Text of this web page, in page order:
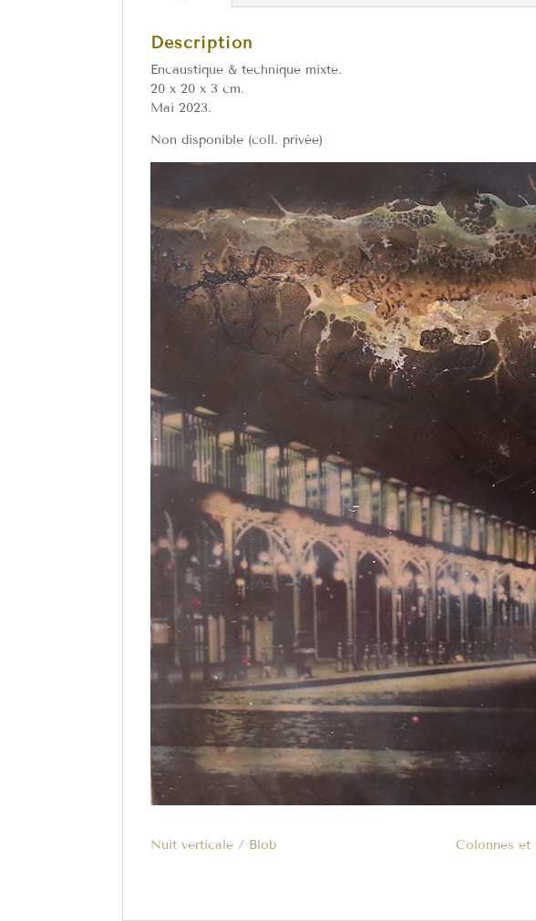
Description
Encaustique & technique mixte.
20 x 20 x 3 cm.
Mai 2023.
Non disponible (coll. privée)
Nuit verticale / Blob Colonnes et